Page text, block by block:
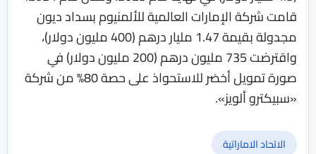
قامت شركة الإمارات العالمية للألمنيوم بسداد ديون
مجدولة بقيمة 1.47 مليار درهم (400 مليون دولار)،
واقترضت 735 مليون درهم (200 مليون دولار) في
صورة تمويل أخضر للاستحواذ على حصة 80% من شركة
«سبيكترو ألويز».
الاتحاد الاماراتية